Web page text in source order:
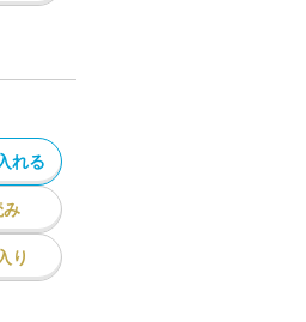
れる
み
り